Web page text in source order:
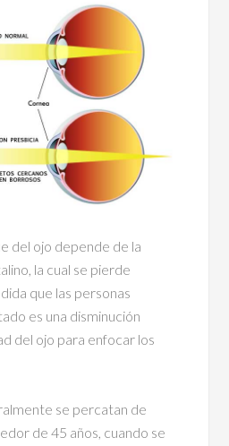
del ojo depende de la
la cual se pierde
que las personas
es una disminución
del ojo para enfocar los
se percatan de
de 45 años, cuando se